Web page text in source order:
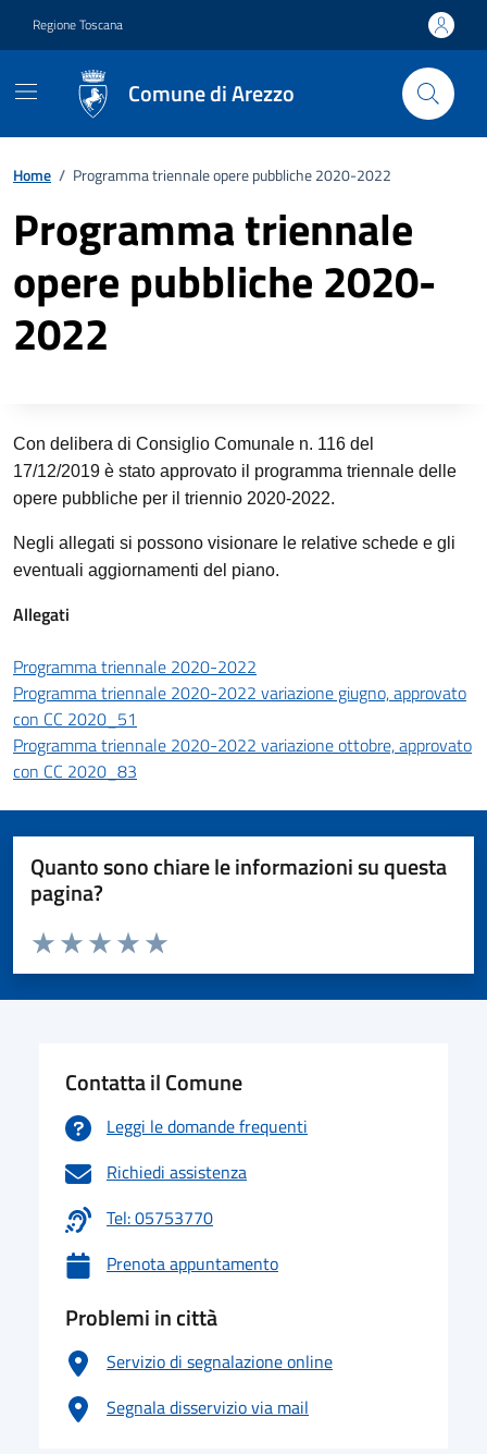
Regione Toscana
Comune di Arezzo
Home / Programma triennale opere pubbliche 2020-2022
Programma triennale
opere pubbliche 2020-
2022
Descrizione completa
Con delibera di Consiglio Comunale n. 116 del
17/12/2019 è stato approvato il programma triennale delle
opere pubbliche per il triennio 2020-2022.
Negli allegati si possono visionare le relative schede e gli
eventuali aggiornamenti del piano.
Allegati
Programma triennale 2020-2022
Programma triennale 2020-2022 variazione giugno, approvato
con CC 2020_51
Programma triennale 2020-2022 variazione ottobre, approvato
con CC 2020_83
Quanto sono chiare le informazioni su questa
pagina?
Valuta da 1 a 5 stelle la pagina
Valuta 5 stelle su 5
Valuta 4 stelle su 5
Valuta 3 stelle su 5
Valuta 2 stelle su 5
Valuta 1 stelle su 5
Contatta il Comune
Leggi le domande frequenti
Richiedi assistenza
Tel: 05753770
Prenota appuntamento
Problemi in città
Servizio di segnalazione online
Segnala disservizio via mail